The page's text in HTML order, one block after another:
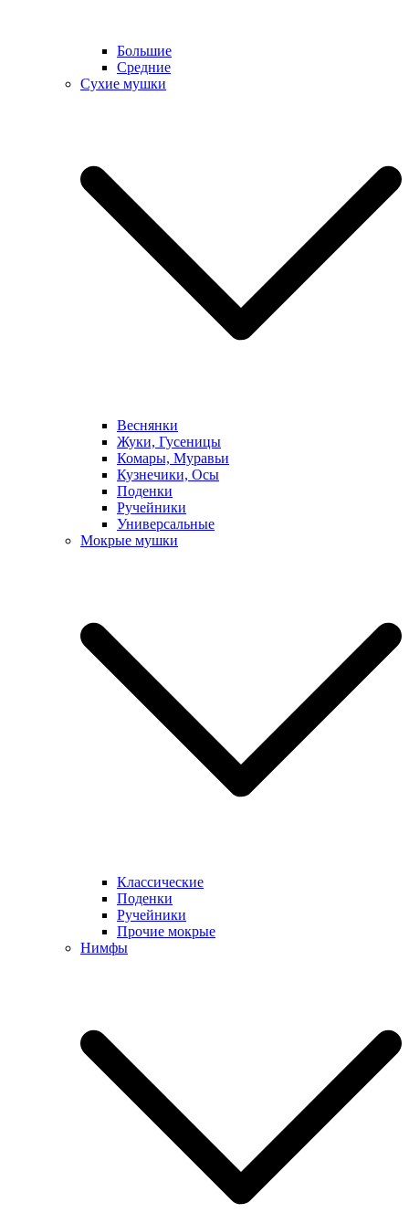
Большие
Средние
Сухие мушки
Веснянки
Жуки, Гусеницы
Комары, Муравьи
Кузнечики, Осы
Поденки
Ручейники
Универсальные
Мокрые мушки
Классические
Поденки
Ручейники
Прочие мокрые
Нимфы